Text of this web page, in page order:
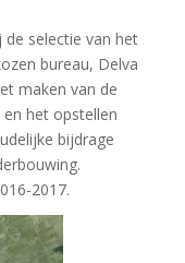
selectie van het
bureau, Delva
maken van de
het opstellen
bijdrage
2017.